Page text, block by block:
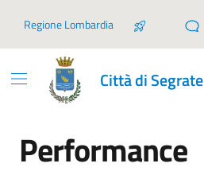
Regione Lombardia
Città di Segrate
Performance